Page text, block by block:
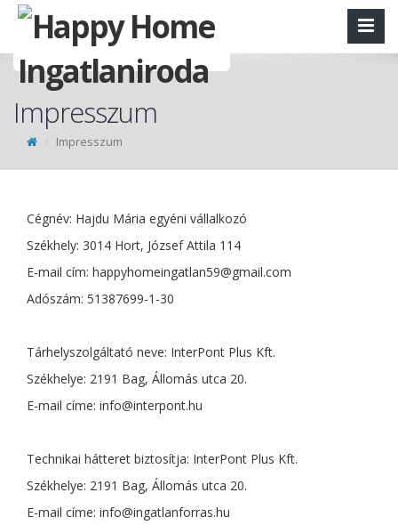
Impresszum
Impresszum
Cégnév: Hajdu Mária egyéni vállalkozó
Székhely: 3014 Hort, József Attila 114
E-mail cím: happyhomeingatlan59@gmail.com
Adószám: 51387699-1-30
Tárhelyszolgáltató neve: InterPont Plus Kft.
Székhelye: 2191 Bag, Állomás utca 20.
E-mail címe: info@interpont.hu
Technikai hátteret biztosítja: InterPont Plus Kft.
Székhelye: 2191 Bag, Állomás utca 20.
E-mail címe: info@ingatlanforras.hu